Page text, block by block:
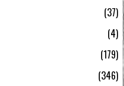
37
4
179
346